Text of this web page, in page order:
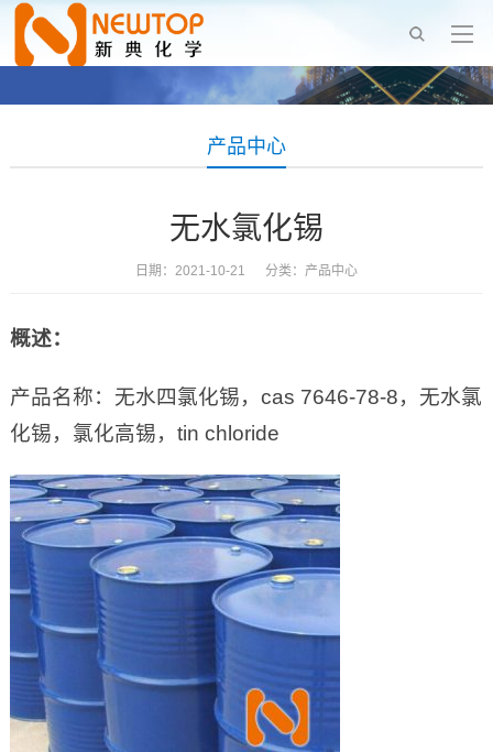
产品中心
无水氯化锡
日期：2021-10-21 分类： 产品中心
概述：
产品名称：无水四氯化锡，cas 7646-78-8，无水氯
化锡，氯化高锡，tin chloride